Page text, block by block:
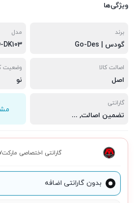
ویژگی‌ها
برند
گودس | Go-Des
مدل
DK103
اصالت کالا
اصل
وضعیت
نو
گارانتی
تضمین اصالت ,
سلامت فیزیکی
گارانتی اختصاصی مارکت۷ برای همین کالای انتخابی
بدون گارانتی اضافه